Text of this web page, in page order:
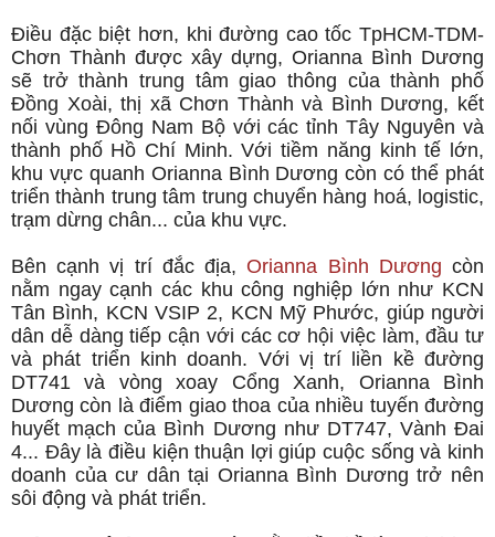
Điều đặc biệt hơn, khi đường cao tốc TpHCM-TDM-
Chơn Thành được xây dựng, Orianna Bình Dương
sẽ trở thành trung tâm giao thông của thành phố
Đồng Xoài, thị xã Chơn Thành và Bình Dương, kết
nối vùng Đông Nam Bộ với các tỉnh Tây Nguyên và
thành phố Hồ Chí Minh. Với tiềm năng kinh tế lớn,
khu vực quanh Orianna Bình Dương còn có thể phát
triển thành trung tâm trung chuyển hàng hoá, logistic,
trạm dừng chân... của khu vực.
Bên cạnh vị trí đắc địa, Orianna Bình Dương còn
nằm ngay cạnh các khu công nghiệp lớn như KCN
Tân Bình, KCN VSIP 2, KCN Mỹ Phước, giúp người
dân dễ dàng tiếp cận với các cơ hội việc làm, đầu tư
và phát triển kinh doanh. Với vị trí liền kề đường
DT741 và vòng xoay Cổng Xanh, Orianna Bình
Dương còn là điểm giao thoa của nhiều tuyến đường
huyết mạch của Bình Dương như DT747, Vành Đai
4... Đây là điều kiện thuận lợi giúp cuộc sống và kinh
doanh của cư dân tại Orianna Bình Dương trở nên
sôi động và phát triển.